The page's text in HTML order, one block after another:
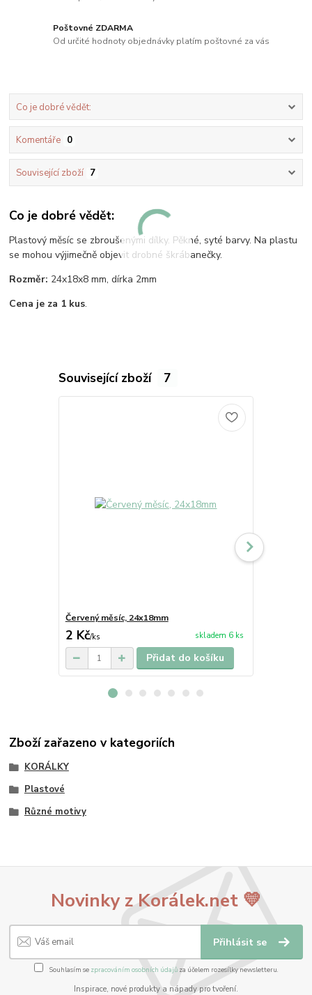
Poštovné ZDARMA
Od určité hodnoty objednávky platím poštovné za vás
Co je dobré vědět:
Komentáře 0
Související zboží 7
Co je dobré vědět:
Plastový měsíc se zbroušenými dílky. Pěkné, syté barvy. Na plastu
se mohou výjimečně objevit drobné škrábanečky.
Rozměr: 24x18x8 mm, dírka 2mm
Cena je za 1 kus.
Související zboží 7
Červený měsíc, 24x18mm
2 Kč/ks skladem 6 ks
Přidat do košíku
Zboží zařazeno v kategoriích
KORÁLKY
Plastové
Různé motivy
Novinky z Korálek.net 💛
Přihlásit se
Souhlasím se zpracováním osobních údajůza účelem rozesílky newsletteru.
Inspirace, nové produkty a nápady pro tvoření.